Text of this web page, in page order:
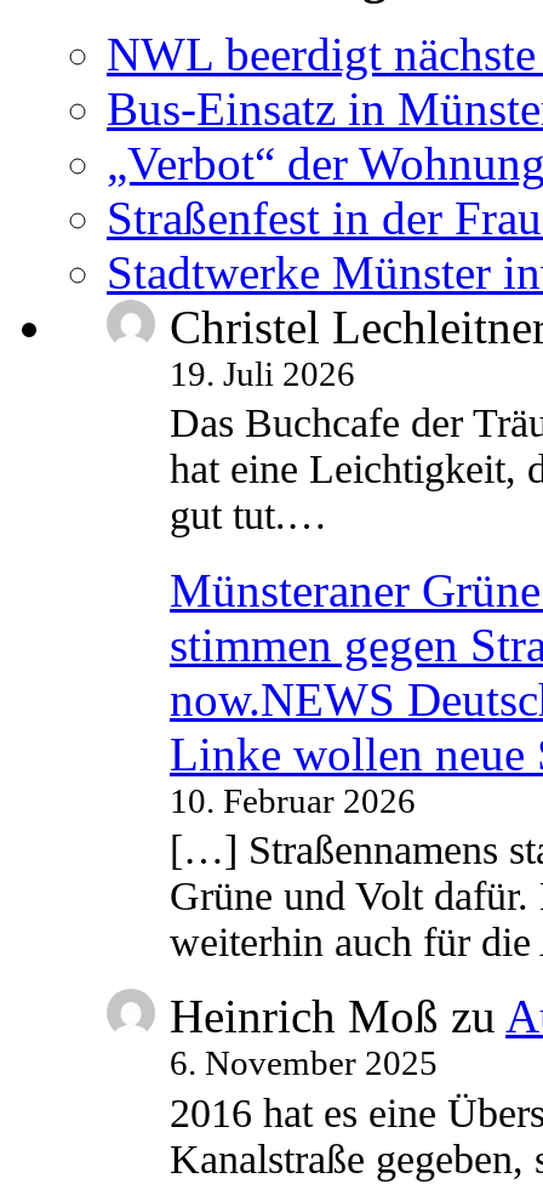
NWL beerdigt
Bus-Einsatz in
„Verbot“ der
Straßenfest in der
Stadtwerke Münster
Christel
19. Juli 2026
Das Buchcafe der
hat eine Leichtigkeit,
gut tut.…
Münsteraner
stimmen gegen
now.NEWS
Linke wollen neue
10. Februar 2026
[…] Straßennamens
Grüne und Volt
weiterhin auch für
Heinrich Moß zu
6. November 2025
2016 hat es eine
Kanalstraße